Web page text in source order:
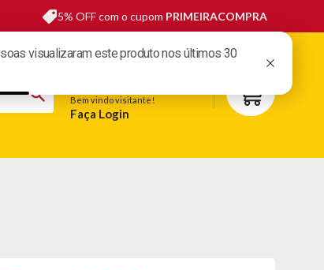
5% OFF com o cupom PRIMEIRACOMPRA
Bem vindo visitante!
Faça Login